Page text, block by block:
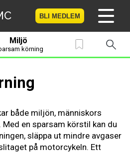
BLI MEDLEM
Hem
medlem
Prov
Resan
Miljö
körning
både miljön, människors
en sparsam körstil kan du
släppa ut mindre avgaser
på motorcykeln. Ett